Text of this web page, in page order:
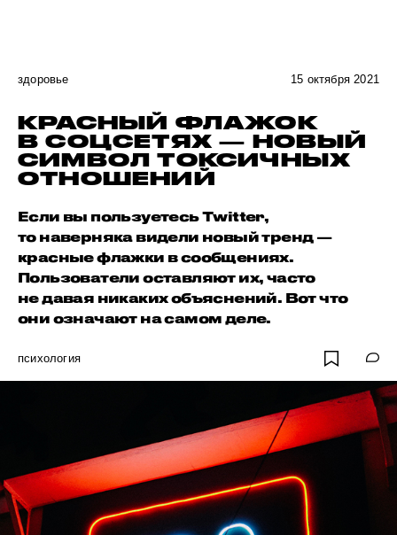
здоровье 15 октября 2021
КРАСНЫЙ ФЛАЖОК
В СОЦСЕТЯХ — НОВЫЙ
СИМВОЛ ТОКСИЧНЫХ
ОТНОШЕНИЙ
Если вы пользуетесь Twitter,
то наверняка видели новый тренд —
красные флажки в сообщениях.
Пользователи оставляют их, часто
не давая никаких объяснений. Вот что
они означают на самом деле.
психология